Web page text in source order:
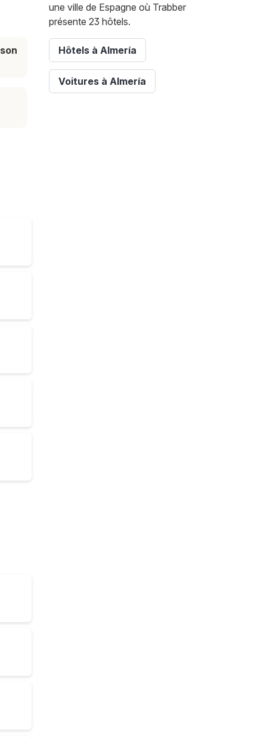
une ville de Espagne où Trabber
présente 23 hôtels.
Hôtels à Almería
Voitures à Almería